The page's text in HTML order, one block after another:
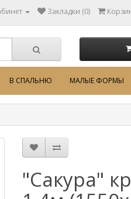
Закладки (0)
В СПАЛЬНЮ МАЛЫЕ ФОРМЫ
"Сакура"